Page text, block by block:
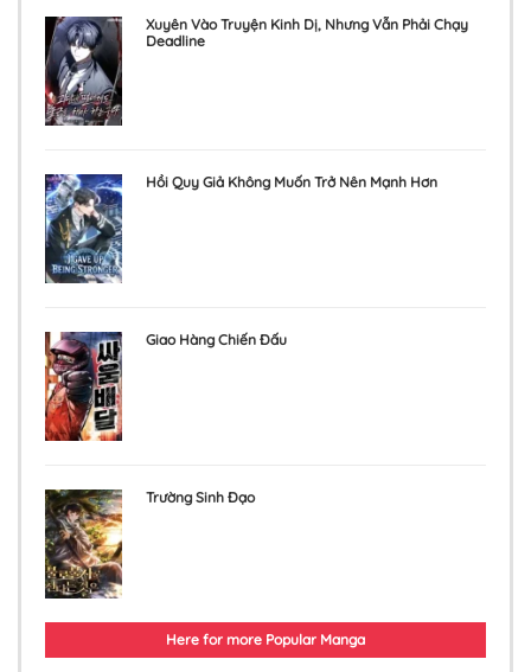
Xuyên Vào Truyện Kinh Dị, Nhưng Vẫn Phải Chạy
Deadline
Hồi Quy Giả Không Muốn Trở Nên Mạnh Hơn
Giao Hàng Chiến Đấu
Trường Sinh Đạo
Here for more Popular Manga